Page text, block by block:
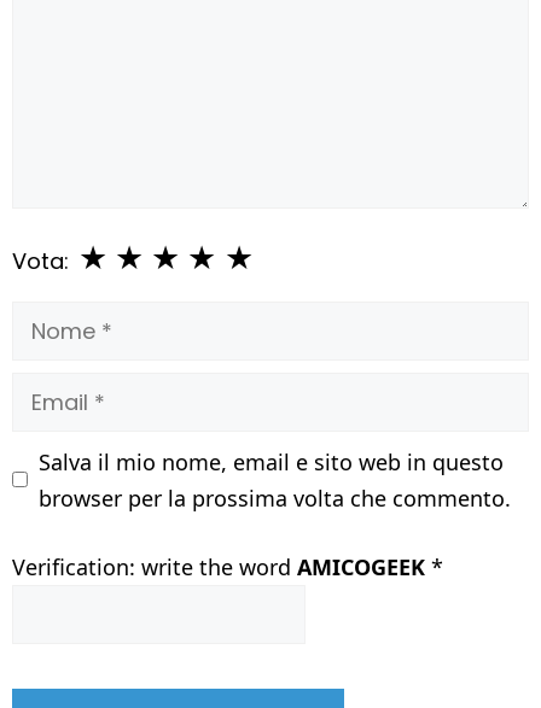
Vota: ★
★
★
★
★
Nome
Email
Salva il mio nome, email e sito web in questo
browser per la prossima volta che commento.
Verification: write the word AMICOGEEK *